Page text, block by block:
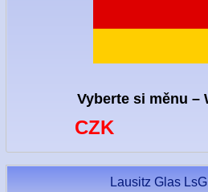
Vyberte si měnu –
CZK
Lausitz Glas